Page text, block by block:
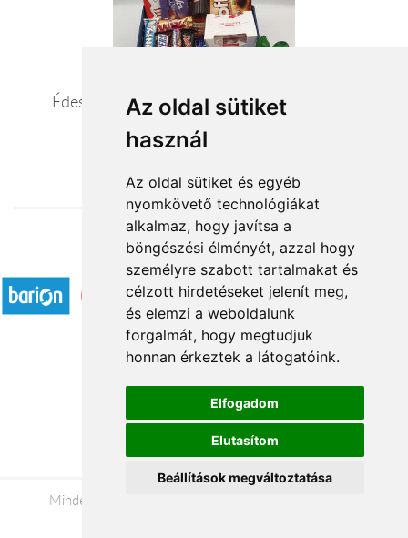
Az oldal sütiket
használ
Az oldal sütiket és egyéb
nyomkövető technológiákat
alkalmaz, hogy javítsa a
böngészési élményét, azzal hogy
személyre szabott tartalmakat és
célzott hirdetéseket jelenít meg,
és elemzi a weboldalunk
forgalmát, hogy megtudjuk
honnan érkeztek a látogatóink.
Elfogadom
Elutasítom
Beállítások megváltoztatása
Édes kis bűneink – édesség ajándékcsomag
19 800 Ft-tól
Elfogadott fizetési módok
Á.SZ.F.
Impresszum
Adatkezelési tájékoztató
Minden jog fenntartva © 2026 |